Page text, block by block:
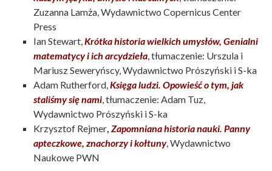
Zuzanna Lamża, Wydawnictwo Copernicus Center
Press
Ian Stewart,Krótka historia wielkich umysłów, Genialni
matematycy i ich arcydzieła, tłumaczenie: Urszula i
Mariusz Seweryńscy, Wydawnictwo Prószyński i S-ka
Adam Rutherford,Księga ludzi. Opowieść o tym, jak
staliśmy się nami, tłumaczenie: Adam Tuz,
Wydawnictwo Prószyński i S-ka
Krzysztof Rejmer, Zapomniana historia nauki. Panny
apteczkowe, znachorzy i kołtuny, Wydawnictwo
Naukowe PWN